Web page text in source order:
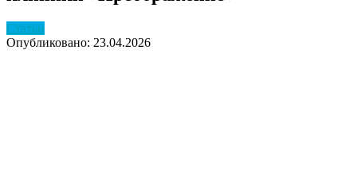
Статьи
Опубликовано: 23.04.2026